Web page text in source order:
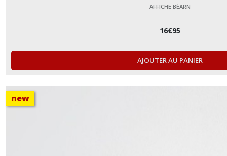
AFFICHE BÉARN
16€95
AJOUTER AU PANIER
new